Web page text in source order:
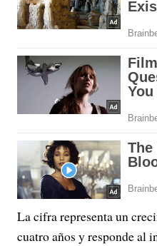
La cifra representa un
cuatro años y responde al